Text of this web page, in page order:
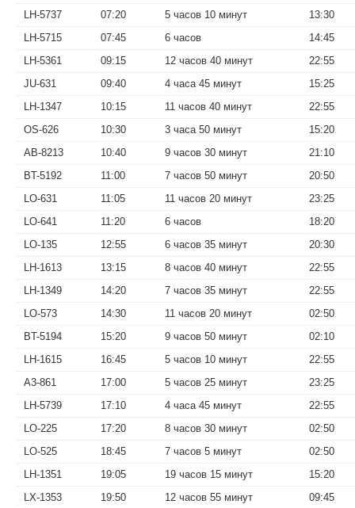
LH-5737
07:20 5 часов 10 минут
13:30
LH-5715
07:45 6 часов
14:45
LH-5361
09:15 12 часов 40 минут
22:55
JU-631
09:40 4 часа 45 минут
15:25
LH-1347
10:15 11 часов 40 минут
22:55
OS-626
10:30 3 часа 50 минут
15:20
AB-8213
10:40 9 часов 30 минут
21:10
BT-5192
11:00 7 часов 50 минут
20:50
LO-631
11:05 11 часов 20 минут
23:25
LO-641
11:20 6 часов
18:20
LO-135
12:55 6 часов 35 минут
20:30
LH-1613
13:15 8 часов 40 минут
22:55
LH-1349
14:20 7 часов 35 минут
22:55
LO-573
14:30 11 часов 20 минут
02:50
BT-5194
15:20 9 часов 50 минут
02:10
LH-1615
16:45 5 часов 10 минут
22:55
A3-861
17:00 5 часов 25 минут
23:25
LH-5739
17:10 4 часа 45 минут
22:55
LO-225
17:20 8 часов 30 минут
02:50
LO-525
18:45 7 часов 5 минут
02:50
LH-1351
19:05 19 часов 15 минут
15:20
LX-1353
19:50 12 часов 55 минут
09:45